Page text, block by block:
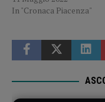
In "Cronaca Piacenza"